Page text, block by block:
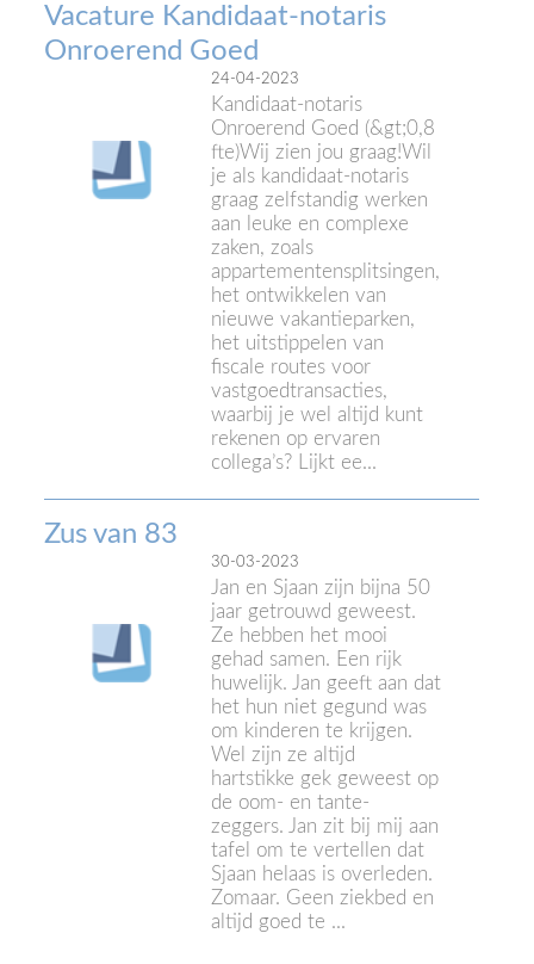
Vacature Kandidaat-notaris
Onroerend Goed
24-04-2023
Kandidaat-notaris
Onroerend Goed (&gt;0,8
fte)Wij zien jou graag!Wil
je als kandidaat-notaris
graag zelfstandig werken
aan leuke en complexe
zaken, zoals
appartementensplitsingen,
het ontwikkelen van
nieuwe vakantieparken,
het uitstippelen van
fiscale routes voor
vastgoedtransacties,
waarbij je wel altijd kunt
rekenen op ervaren
collega’s? Lijkt ee...
Zus van 83
30-03-2023
Jan en Sjaan zijn bijna 50
jaar getrouwd geweest.
Ze hebben het mooi
gehad samen. Een rijk
huwelijk. Jan geeft aan dat
het hun niet gegund was
om kinderen te krijgen.
Wel zijn ze altijd
hartstikke gek geweest op
de oom- en tante-
zeggers. Jan zit bij mij aan
tafel om te vertellen dat
Sjaan helaas is overleden.
Zomaar. Geen ziekbed en
altijd goed te ...